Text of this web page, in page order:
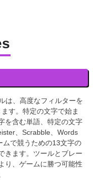
は、高度なフィルターを
す。特定の文字で始ま
を含む単語、特定の文字
、Scrabble、Words
で競うための13文字の
きます。ツールとブレー
り、ゲームに勝つ可能性